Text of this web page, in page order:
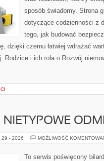
sposób świadomy. Strona
dotyczące codzienności z
tego, jak budować
dzięki czemu łatwiej wdrażać
Rodzice i ich rola o Rozwój
29 - 2026 MOŻLIWOŚĆ
To serwis poświęcony